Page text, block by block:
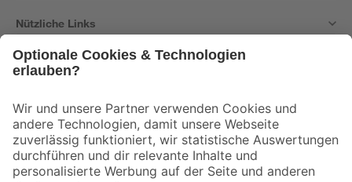
Nützliche Links
Der toom Newsletter: Keine Angebote und Aktionen mehr verpassen!
Zur Newsletter Anmeldung